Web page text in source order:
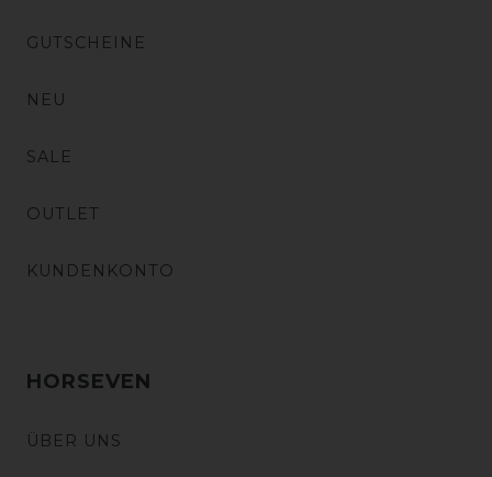
GUTSCHEINE
NEU
SALE
OUTLET
KUNDENKONTO
HORSEVEN
ÜBER UNS